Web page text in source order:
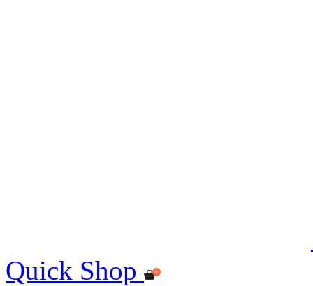
Quick Shop